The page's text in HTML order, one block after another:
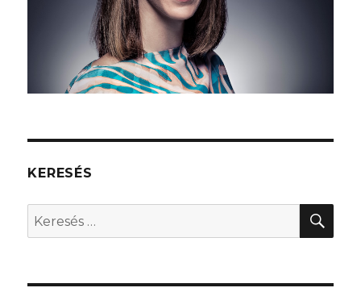
KERESÉS
Keresés
a
kifejezésre: